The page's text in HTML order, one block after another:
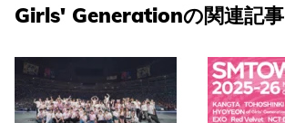
Girls' Generationの関連記事